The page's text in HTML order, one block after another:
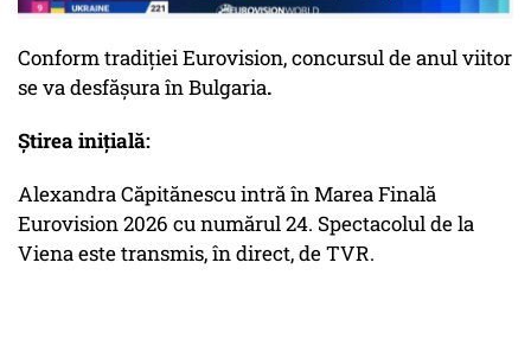
Conform tradiției Eurovision, concursul de anul viitor
se va desfășura în Bulgaria.
Știrea inițială:
Alexandra Căpitănescu intră în Marea Finală
Eurovision 2026 cu numărul 24. Spectacolul de la
Viena este transmis, în direct, de TVR.